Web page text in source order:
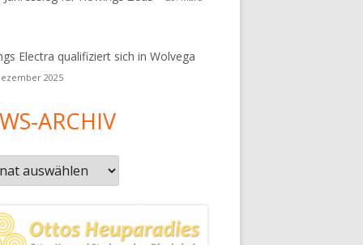
Electra qualifiziert sich in Wolvega
2025
ARCHIV